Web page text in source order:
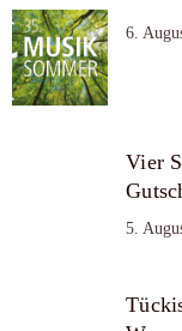
6.
Vier
5.